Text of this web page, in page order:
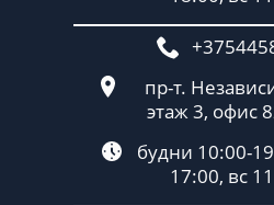
пр-т.
этаж 3, офис
будни 10:00-
17:00, вс